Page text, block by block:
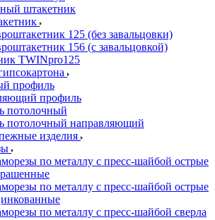
штакетник
125 (без завальцовки)
156 (с завальцовкой)
TWINpro125
профиль
профиль
потолочный
потолочный направляющий
изделия
по металлу с пресс-шайбой острые
по металлу с пресс-шайбой острые
по металлу с пресс-шайбой сверла